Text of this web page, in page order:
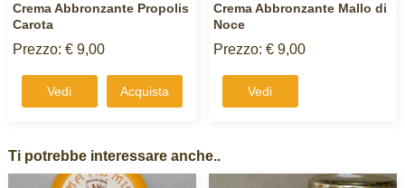
Crema Abbronzante Propolis
Carota
Prezzo: € 9,00
Vedi Acquista
Crema Abbronzante Mallo di
Noce
Prezzo: € 9,00
Vedi
Ti potrebbe interessare anche..